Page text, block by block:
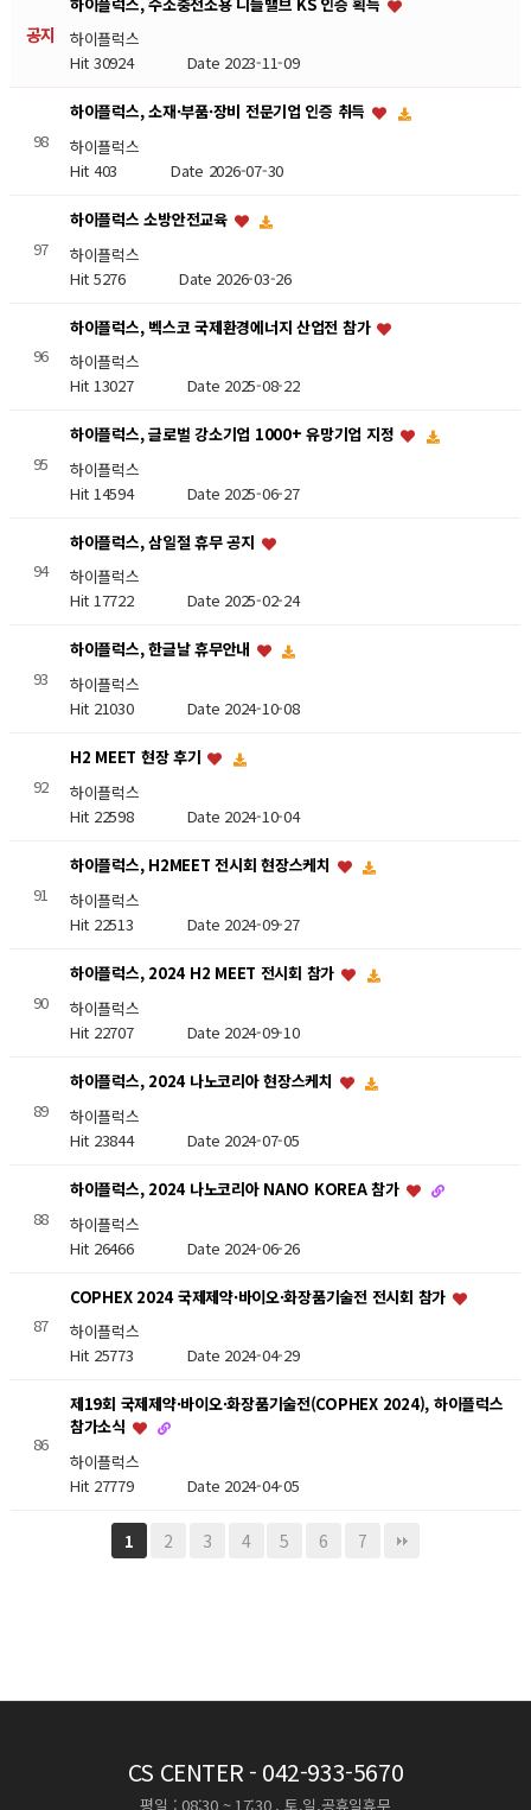
공지
하이플럭스, 수소충전소용 니들밸브 KS 인증 획득
하이플럭스
Hit 30924 Date 2023-11-09
98
하이플럭스, 소재·부품·장비 전문기업 인증 취득
하이플럭스
Hit 403Date 2026-07-30
97
하이플럭스 소방안전교육
하이플럭스
Hit 5276 Date 2026-03-26
96
하이플럭스, 벡스코 국제환경에너지 산업전 참가
하이플럭스
Hit 13027 Date 2025-08-22
95
하이플럭스, 글로벌 강소기업 1000+ 유망기업 지정
하이플럭스
Hit 14594 Date 2025-06-27
94
하이플럭스, 삼일절 휴무 공지
하이플럭스
Hit 17722 Date 2025-02-24
93
하이플럭스, 한글날 휴무안내
하이플럭스
Hit 21030 Date 2024-10-08
92
H2 MEET 현장 후기
하이플럭스
Hit 22598 Date 2024-10-04
91
하이플럭스, H2MEET 전시회 현장스케치
하이플럭스
Hit 22513 Date 2024-09-27
90
하이플럭스, 2024 H2 MEET 전시회 참가
하이플럭스
Hit 22707 Date 2024-09-10
89
하이플럭스, 2024 나노코리아 현장스케치
하이플럭스
Hit 23844 Date 2024-07-05
88
하이플럭스, 2024 나노코리아 NANO KOREA 참가
하이플럭스
Hit 26466 Date 2024-06-26
87
COPHEX 2024 국제제약·바이오·화장품기술전 전시회 참가
하이플럭스
Hit 25773 Date 2024-04-29
86
제19회 국제제약·바이오·화장품기술전(COPHEX 2024), 하이플럭스
참가소식
하이플럭스
Hit 27779 Date 2024-04-05
1 2 3 4 5 6 7
CS CENTER - 042-933-5670
평일 : 08:30 ~ 17:30 , 토,일,공휴일휴무